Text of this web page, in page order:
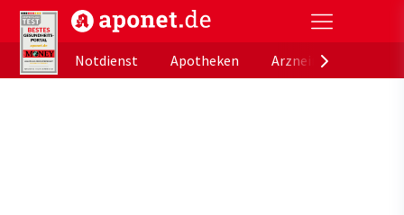
aponet.de - Das offizielle Gesundheitsportal der
Notdienst
Apotheken